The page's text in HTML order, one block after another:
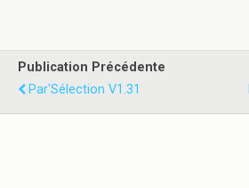
Publication Précédente
Par'Sélection V1.31